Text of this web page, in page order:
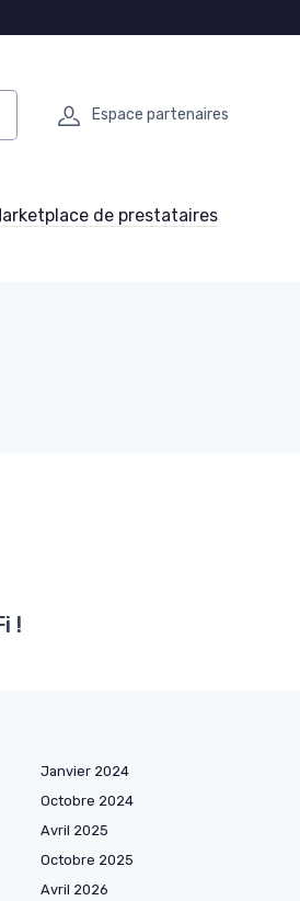
Espace partenaires
de prestataires
!
Janvier 2024
Octobre 2024
Avril 2025
Octobre 2025
Avril 2026